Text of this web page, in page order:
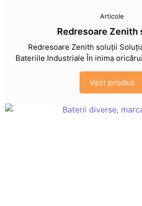
Articole
Redresoare Zenith
Redresoare Zenith soluții
Bateriile Industriale În inima
Vezi produs